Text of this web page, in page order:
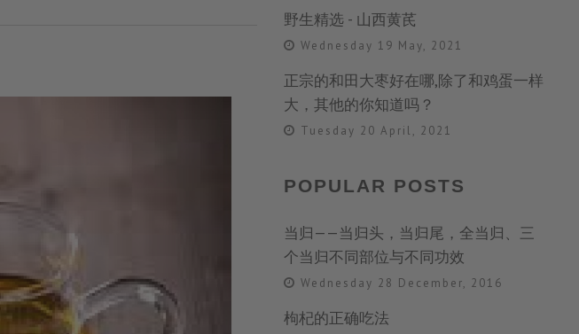
野生精选 - 山西黄芪
Wednesday 19 May, 2021
正宗的和田大枣好在哪,除了和鸡蛋一样
大，其他的你知道吗？
Tuesday 20 April, 2021
POPULAR POSTS
当归——当归头，当归尾，全当归、三
个当归不同部位与不同功效
Wednesday 28 December, 2016
枸杞的正确吃法